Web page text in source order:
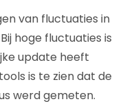
van fluctuaties in
hoge fluctuaties is
update heeft
is te zien dat de
werd gemeten.